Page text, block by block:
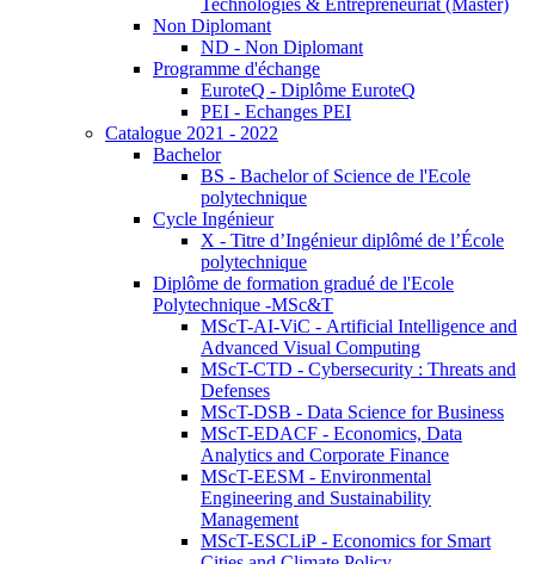
Technologies & Entrepreneuriat (Master)
Non Diplomant
ND - Non Diplomant
Programme d'échange
EuroteQ - Diplôme EuroteQ
PEI - Echanges PEI
Catalogue 2021 - 2022
Bachelor
BS - Bachelor of Science de l'Ecole
polytechnique
Cycle Ingénieur
X - Titre d’Ingénieur diplômé de l’École
polytechnique
Diplôme de formation gradué de l'Ecole
Polytechnique -MSc&T
MScT-AI-ViC - Artificial Intelligence and
Advanced Visual Computing
MScT-CTD - Cybersecurity : Threats and
Defenses
MScT-DSB - Data Science for Business
MScT-EDACF - Economics, Data
Analytics and Corporate Finance
MScT-EESM - Environmental
Engineering and Sustainability
Management
MScT-ESCLiP - Economics for Smart